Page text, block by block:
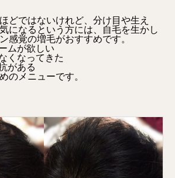
どではないけれど、分け目や生え
になるという方には、自毛を生かし
感覚の増毛がおすすめです。
ムが欲しい
くなってきた
がある
のメニューです。